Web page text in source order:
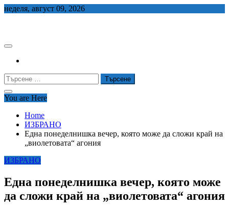
Skip
неделя, август 09, 2026
Търсене
за:
You are Here
Home
ИЗБРАНО
Една понеделнишка вечер, която може да сложи край на
„виолетовата“ агония
ИЗБРАНО
Една понеделнишка вечер, която може
да сложи край на „виолетовата“ агония